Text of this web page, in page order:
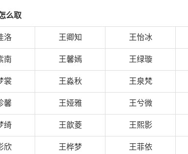
么取
洛 王卿知 王怡冰
南 王馨嫣 王绿璇
裳 王淼秋 王泉梵
馨 王娅雅 王兮微
绮 王歆菱 王熙影
欣 王桦梦 王菲依